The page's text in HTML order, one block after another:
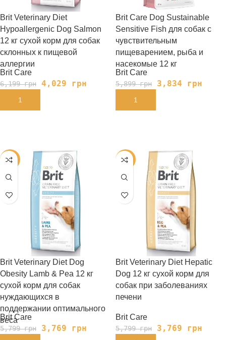
Brit Veterinary Diet
Hypoallergenic Dog Salmon
12 кг сухой корм для собак
склонных к пищевой
аллергии
Brit Care
6,199грн 4,029 грн
В КОРЗИНУ
Brit Care Dog Sustainable
Sensitive Fish для собак с
чувствительным
пищеварением, рыба и
насекомые 12 кг
Brit Care
5,899грн 3,834 грн
В КОРЗИНУ
-35%
Brit Veterinary Diet Dog
Obesity Lamb & Pea 12 кг
сухой корм для собак
нуждающихся в
поддержании оптимального
веса
Brit Care
5,799грн 3,769 грн
-35%
Brit Veterinary Diet Hepatic
Dog 12 кг сухой корм для
собак при заболеваниях
печени
Brit Care
5,799грн 3,769 грн